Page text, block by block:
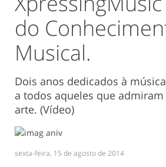
do
Musical.
Dois anos dedicados à
a todos aqueles que
arte. (Vídeo)
sexta-feira, 15 de agosto de 2014